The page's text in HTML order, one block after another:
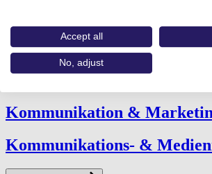
Technikjournalismus & - PR
Kom­mu­nika­tion &
Kommunikations- &
Accept all
No, adjust